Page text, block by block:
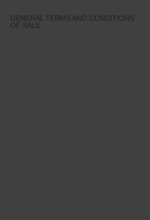
content
GENERAL TERMS AND CONDITIONS
OF SALE